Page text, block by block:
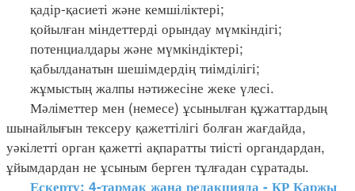
қадір-қасиеті және кемшіліктері;
қойылған міндеттерді орындау мүмкіндігі;
потенциалдары және мүмкіндіктері;
қабылданатын шешімдердің тиімділігі;
жұмыстың жалпы нәтижесіне жеке үлесі.
Мәліметтер мен (немесе) ұсынылған құжаттардың
шынайлығын тексеру қажеттілігі болған жағдайда,
уәкілетті орган қажетті ақпаратты тиісті органдардан,
ұйымдардан не ұсыным берген тұлғадан сұратады.
Ескерту: 4-тармақ жаңа редакцияда - ҚР Қаржы